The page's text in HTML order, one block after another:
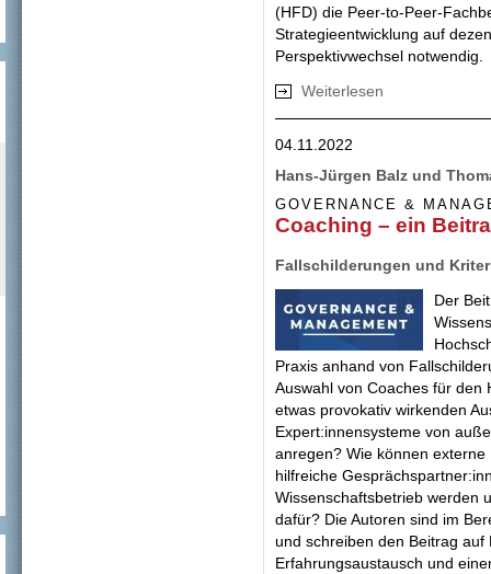
(HFD) die Peer-to-Peer-
Strategieentwicklung auf
Perspektivwechsel notwendig.
Weiterlesen
04.11.2022
Hans-Jürgen Balz und
GOVERNANCE &
Coaching – ein
Fallschilderungen und
Der
Praxis anhand von
Auswahl von Coaches für den
etwas provokativ wirkenden
Expert:innensysteme von
anregen? Wie können
hilfreiche
Wissenschaftsbetrieb werden
dafür? Die Autoren sind im
und schreiben den Beitrag
Erfahrungsaustausch und